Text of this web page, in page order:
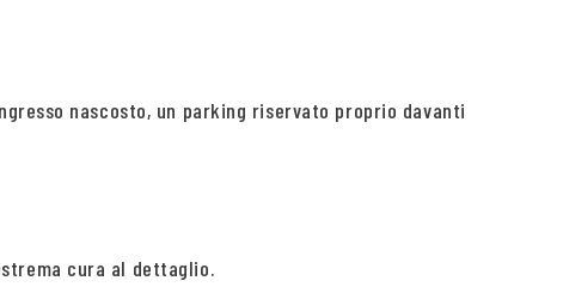
nascosto, un parking riservato proprio davanti
cura al dettaglio.